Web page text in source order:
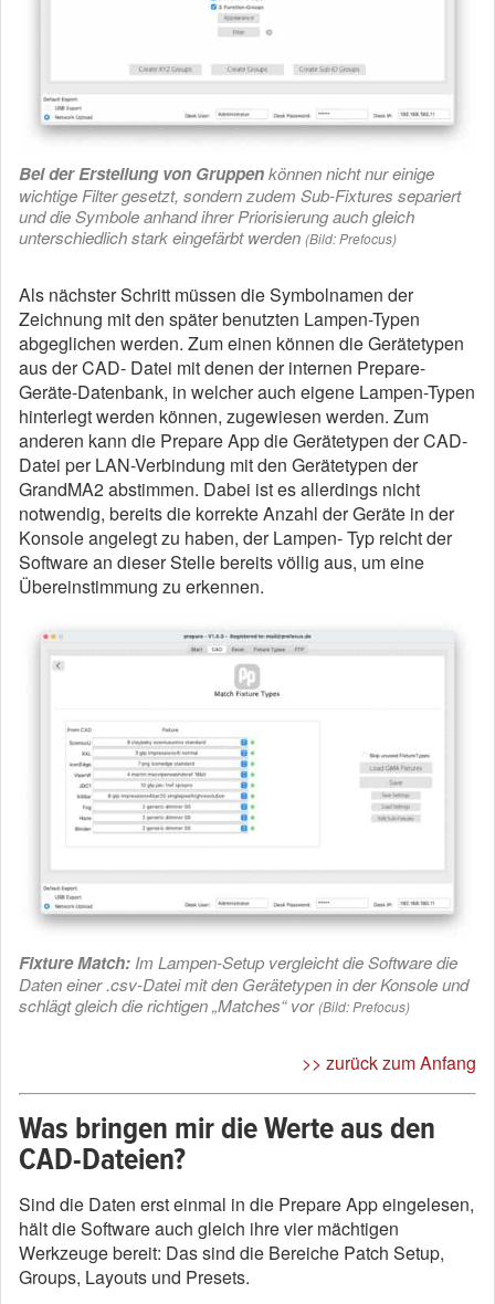
Bei der Erstellung von Gruppenkönnen nicht nur einige
wichtige Filter gesetzt, sondern zudem Sub-Fixtures separiert
und die Symbole anhand ihrer Priorisierung auch gleich
unterschiedlich stark eingefärbt werden (Bild: Prefocus)
Als nächster Schritt müssen die Symbolnamen der
Zeichnung mit den später benutzten Lampen-Typen
abgeglichen werden. Zum einen können die Gerätetypen
aus der CAD- Datei mit denen der internen Prepare-
Geräte-Datenbank, in welcher auch eigene Lampen-Typen
hinterlegt werden können, zugewiesen werden. Zum
anderen kann die Prepare App die Gerätetypen der CAD-
Datei per LAN-Verbindung mit den Gerätetypen der
GrandMA2 abstimmen. Dabei ist es allerdings nicht
notwendig, bereits die korrekte Anzahl der Geräte in der
Konsole angelegt zu haben, der Lampen- Typ reicht der
Software an dieser Stelle bereits völlig aus, um eine
Übereinstimmung zu erkennen.
Fixture Match: Im Lampen-Setup vergleicht die Software die
Daten einer .csv-Datei mit den Gerätetypen in der Konsole und
schlägt gleich die richtigen „Matches“ vor (Bild: Prefocus)
>> zurück zum Anfang
Was bringen mir die Werte aus den
CAD-Dateien?
Sind die Daten erst einmal in die Prepare App eingelesen,
hält die Software auch gleich ihre vier mächtigen
Werkzeuge bereit: Das sind die Bereiche Patch Setup,
Groups, Layouts und Presets.